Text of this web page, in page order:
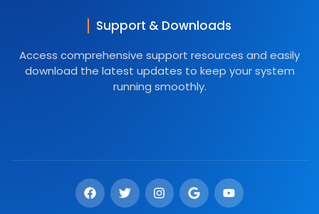
Support & Downloads
Access comprehensive support resources and easily
download the latest updates to keep your system
running smoothly.
F
a
c
T
w
i
I
n
s
G
o
o
Y
o
u